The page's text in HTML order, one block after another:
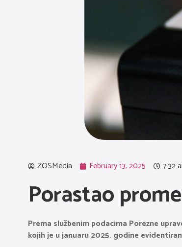
ZOSMedia February 13, 2025 7:32
Porastao
Prema službenim podacima Porezne
kojih je u januaru 2025. godine